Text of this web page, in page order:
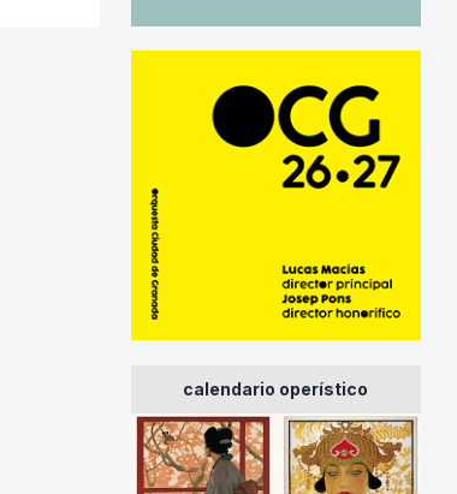
calendario operístico